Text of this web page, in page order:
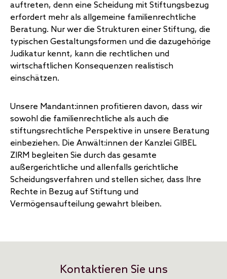
auftreten, denn eine Scheidung mit Stiftungsbezug
erfordert mehr als allgemeine familienrechtliche
Beratung. Nur wer die Strukturen einer Stiftung, die
typischen Gestaltungsformen und die dazugehörige
Judikatur kennt, kann die rechtlichen und
wirtschaftlichen Konsequenzen realistisch
einschätzen.
Unsere Mandant:innen profitieren davon, dass wir
sowohl die familienrechtliche als auch die
stiftungsrechtliche Perspektive in unsere Beratung
einbeziehen. Die Anwält:innen der Kanzlei GIBEL
ZIRM begleiten Sie durch das gesamte
außergerichtliche und allenfalls gerichtliche
Scheidungsverfahren und stellen sicher, dass Ihre
Rechte in Bezug auf Stiftung und
Vermögensaufteilung gewahrt bleiben.
Kontaktieren Sie uns